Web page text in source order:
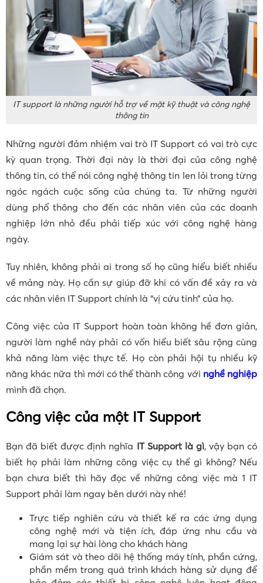
IT support là những người hỗ trợ về mặt kỹ thuật và công nghệ
thông tin
Những người đảm nhiệm vai trò IT Support có vai trò cực
kỳ quan trọng. Thời đại này là thời đại của công nghệ
thông tin, có thể nói công nghệ thông tin len lỏi trong từng
ngóc ngách cuộc sống của chúng ta. Từ những người
dùng phổ thông cho đến các nhân viên của các doanh
nghiệp lớn nhỏ đều phải tiếp xúc với công nghệ hàng
ngày.
Tuy nhiên, không phải ai trong số họ cũng hiểu biết nhiều
về mảng này. Họ cần sự giúp đỡ khi có vấn đề xảy ra và
các nhân viên IT Support chính là “vị cứu tinh” của họ.
Công việc của IT Support hoàn toàn không hề đơn giản,
người làm nghề này phải có vốn hiểu biết sâu rộng cùng
khả năng làm việc thực tế. Họ còn phải hội tụ nhiều kỹ
năng khác nữa thì mới có thể thành công với nghề nghiệp
mình đã chọn.
Công việc của một IT Support
Bạn đã biết được định nghĩa IT Support là gì, vậy bạn có
biết họ phải làm những công việc cụ thể gì không? Nếu
bạn chưa biết thì hãy đọc về những công việc mà 1 IT
Support phải làm ngay bên dưới này nhé!
Trực tiếp nghiên cứu và thiết kế ra các ứng dụng
công nghệ mới và tiện ích, đáp ứng nhu cầu và
mang lại sự hài lòng cho khách hàng
Giám sát và theo dõi hệ thống máy tính, phần cứng,
phần mềm trong quá trình khách hàng sử dụng để